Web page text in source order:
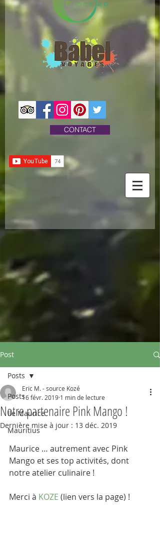
CONTACT
Post
Posts
Ile Maurice
Mauritius
Posts
Notre partenaire Pink Mango !
Eric M. - source Kozé
16 févr. 2019 1 min de lecture
Dernière mise à jour : 13 déc. 2019
Maurice … autrement avec Pink
Mango et ses top activités, dont
notre atelier culinaire !
Merci à KOZE (lien vers la page) !